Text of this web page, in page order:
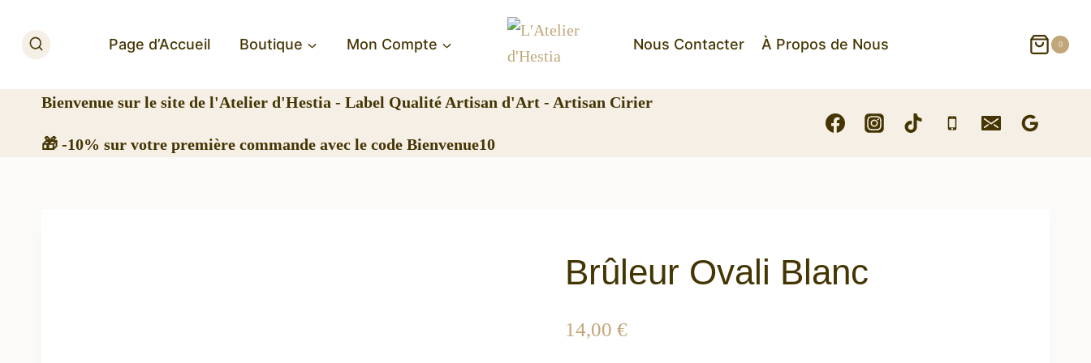
contenu
Page d’Accueil Boutique Mon Compte Nous Contacter À Propos de Nous 0
Bienvenue sur le site de l'Atelier d'Hestia - Label Qualité Artisan d'Art - Artisan Cirier
🎁 -10% sur votre première commande avec le code Bienvenue10
Brûleur Ovali Blanc
14,00 €